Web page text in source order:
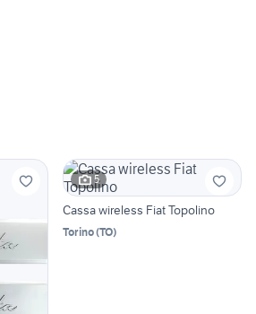
5
Cassa wireless Fiat Topolino
Torino(TO)